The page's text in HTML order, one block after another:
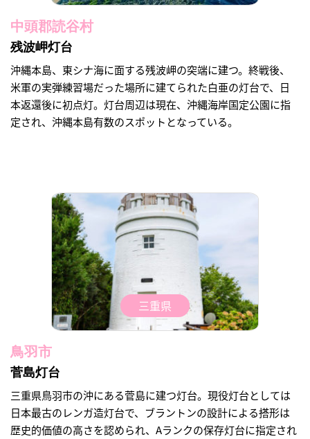
中頭郡読谷村
残波岬灯台
沖縄本島、東シナ海に面する残波岬の突端に建つ。終戦後、
米軍の実弾練習場だった場所に建てられた白亜の灯台で、日
本返還後に初点灯。灯台周辺は現在、沖縄海岸国定公園に指
定され、沖縄本島有数のスポットとなっている。
三重県
鳥羽市
菅島灯台
三重県鳥羽市の沖にある菅島に建つ灯台。現役灯台としては
日本最古のレンガ造灯台で、ブラントンの設計による搭形は
歴史的価値の高さを認められ、Aランクの保存灯台に指定され